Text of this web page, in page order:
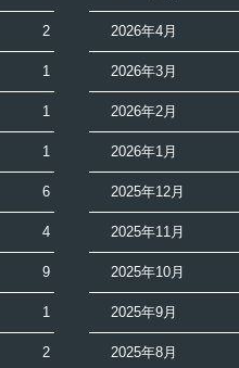
2
1
1
1
6
4
9
1
2
2026年4月
2026年3月
2026年2月
2026年1月
2025年12月
2025年11月
2025年10月
2025年9月
2025年8月